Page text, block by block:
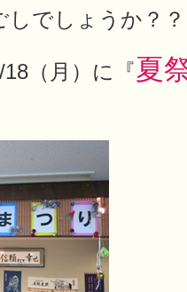
しでしょうか？？
（月）に『夏